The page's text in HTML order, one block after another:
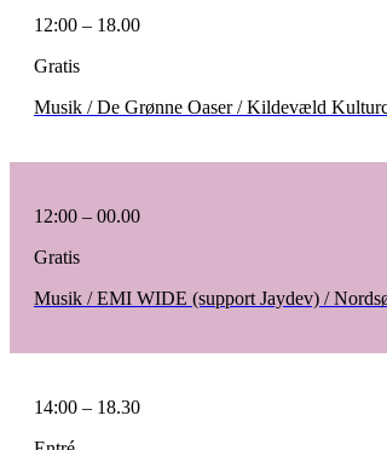
12:00 – 18.00
Gratis
Musik / De Grønne Oaser / Kildevæld
12:00 – 00.00
Gratis
Musik / EMI WIDE (support Jaydev) /
14:00 – 18.30